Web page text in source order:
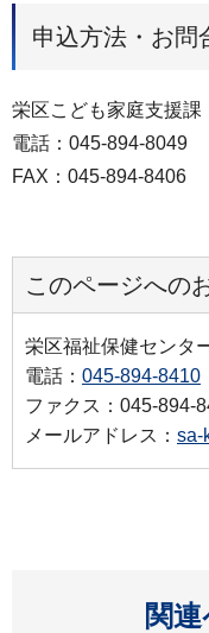
申込方法・お問
栄区こども家庭支援
電話：045-894-8049
FAX：045-894-8406
このページへの
栄区福祉保健センタ
電話： 045-894-8410
ファクス：045-894-
メールアドレス： sa-
関